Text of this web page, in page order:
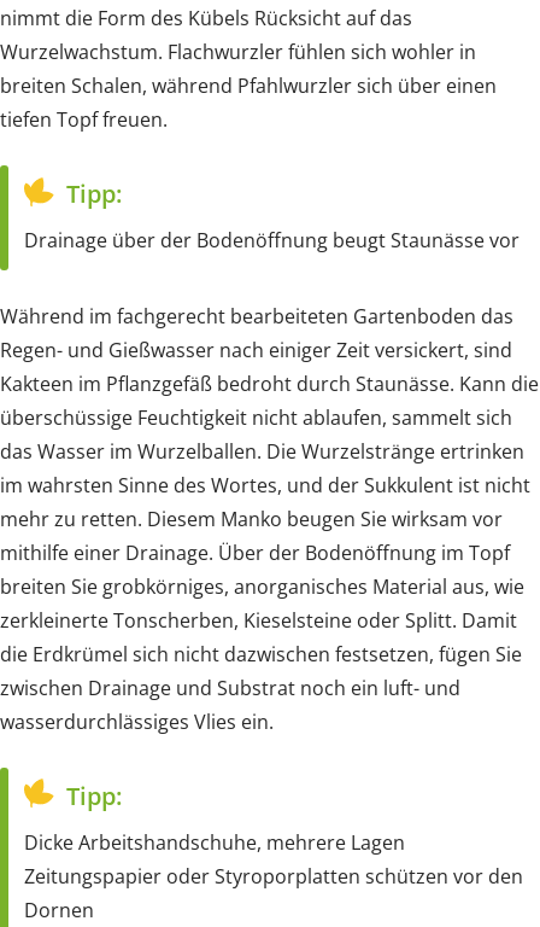
nimmt die Form des Kübels Rücksicht auf das
Wurzelwachstum. Flachwurzler fühlen sich wohler in
breiten Schalen, während Pfahlwurzler sich über einen
tiefen Topf freuen.
Tipp:
Drainage über der Bodenöffnung beugt Staunässe vor
Während im fachgerecht bearbeiteten Gartenboden das
Regen- und Gießwasser nach einiger Zeit versickert, sind
Kakteen im Pflanzgefäß bedroht durch Staunässe. Kann die
überschüssige Feuchtigkeit nicht ablaufen, sammelt sich
das Wasser im Wurzelballen. Die Wurzelstränge ertrinken
im wahrsten Sinne des Wortes, und der Sukkulent ist nicht
mehr zu retten. Diesem Manko beugen Sie wirksam vor
mithilfe einer Drainage. Über der Bodenöffnung im Topf
breiten Sie grobkörniges, anorganisches Material aus, wie
zerkleinerte Tonscherben, Kieselsteine oder Splitt. Damit
die Erdkrümel sich nicht dazwischen festsetzen, fügen Sie
zwischen Drainage und Substrat noch ein luft- und
wasserdurchlässiges Vlies ein.
Tipp:
Dicke Arbeitshandschuhe, mehrere Lagen
Zeitungspapier oder Styroporplatten schützen vor den
Dornen